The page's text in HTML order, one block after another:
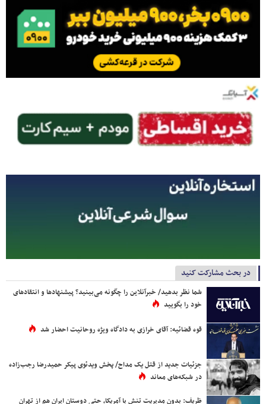
در بحث مشارکت کنید
شما نظر بدهید/ خبرآنلاین را چگونه می‌بینید؟ پیشنهادها و انتقادهای
خود را بگویید
قوه قضائیه: آقای خرازی به دادگاه ویژه روحانیت احضار شد
جزئیات جدید از قتل یک مداح/ پخش ویدئوی پیکر حمیدرضا رجب‌زاده
در شبکه‌های معاند
ظریف: بدون مدیریت تنش با آمریکا، حتی دوستان ایران هم از تهران